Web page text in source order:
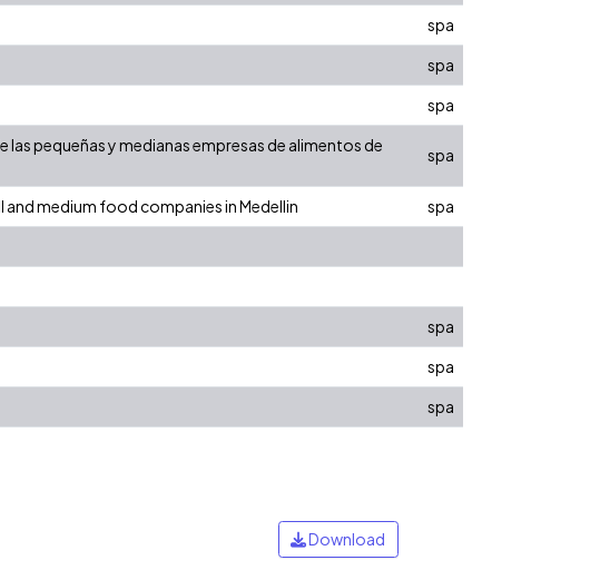
spa
spa
spa
pequeñas y medianas empresas de alimentos de
spa
medium food companies in Medellin
spa
spa
spa
spa
Download